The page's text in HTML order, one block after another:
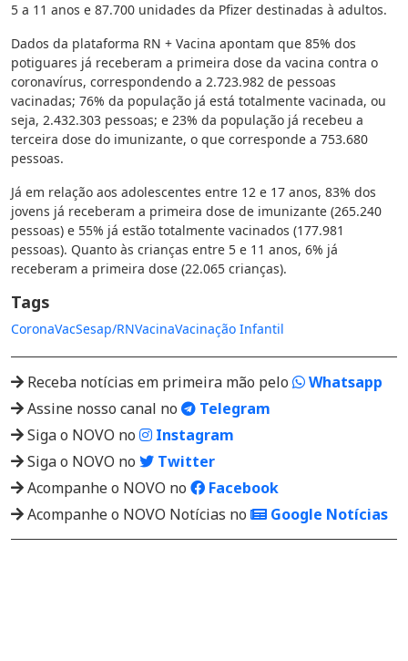
5 a 11 anos e 87.700 unidades da Pfizer destinadas à adultos.
Dados da plataforma RN + Vacina apontam que 85% dos
potiguares já receberam a primeira dose da vacina contra o
coronavírus, correspondendo a 2.723.982 de pessoas
vacinadas; 76% da população já está totalmente vacinada, ou
seja, 2.432.303 pessoas; e 23% da população já recebeu a
terceira dose do imunizante, o que corresponde a 753.680
pessoas.
Já em relação aos adolescentes entre 12 e 17 anos, 83% dos
jovens já receberam a primeira dose de imunizante (265.240
pessoas) e 55% já estão totalmente vacinados (177.981
pessoas). Quanto às crianças entre 5 e 11 anos, 6% já
receberam a primeira dose (22.065 crianças).
Tags
CoronaVacSesap/RNVacinaVacinação Infantil
Receba notícias em primeira mão pelo
Whatsapp
Assine nosso canal no
Telegram
Siga o NOVO no
Instagram
Siga o NOVO no
Twitter
Acompanhe o NOVO no
Facebook
Acompanhe o NOVO Notícias no
Google Notícias